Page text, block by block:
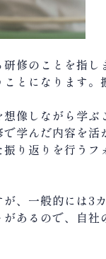
修のことを指し
とになります。
像しながら学ぶ
学んだ内容を
り返りを行うフ
、一般的には3
あるので、自社